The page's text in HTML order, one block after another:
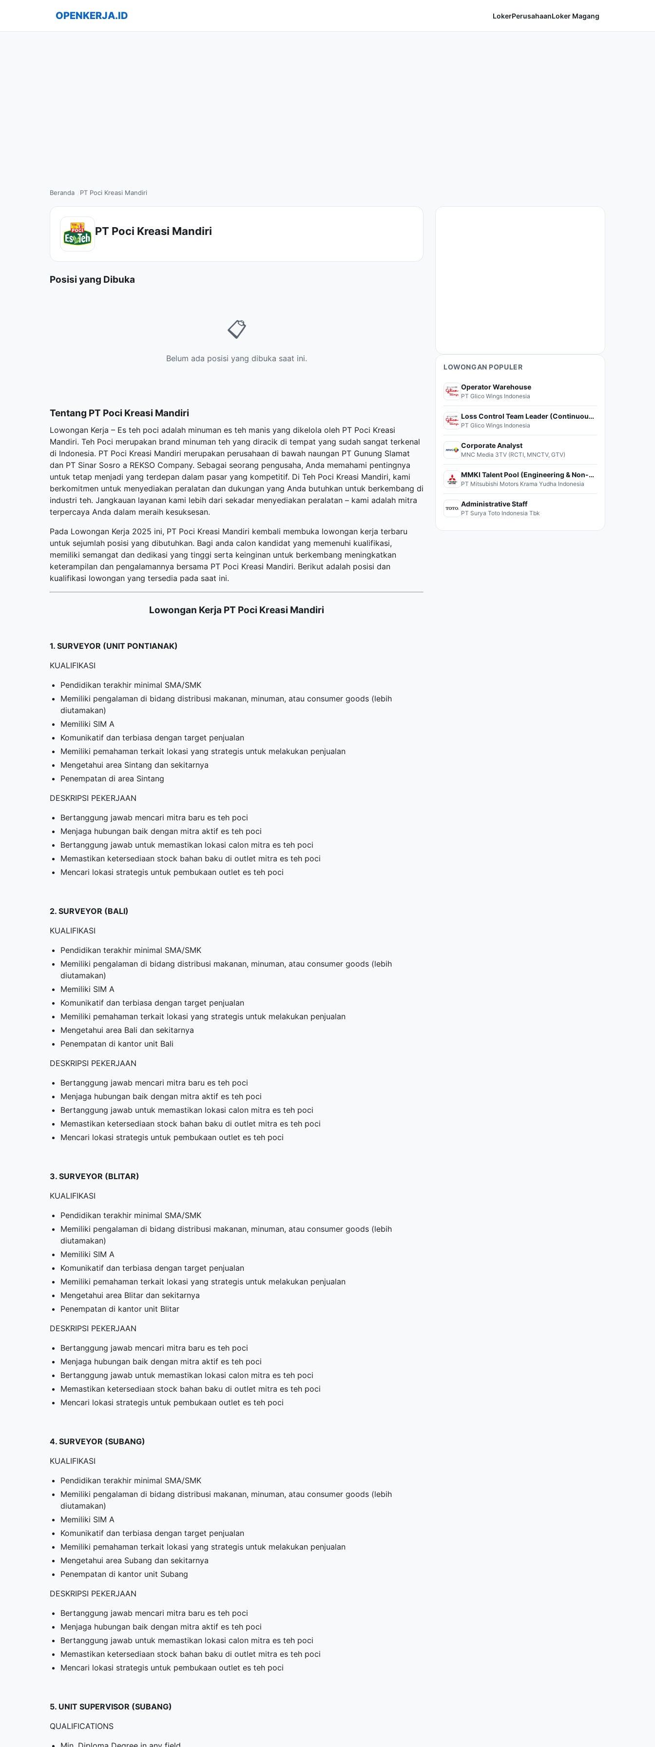
OPENKERJA.ID LokerPerusahaanLoker Magang
Beranda PT Poci Kreasi Mandiri
PT Poci Kreasi Mandiri
Posisi yang Dibuka
📋
Belum ada posisi yang dibuka saat ini.
Tentang PT Poci Kreasi Mandiri
Lowongan Kerja – Es teh poci adalah minuman es teh manis yang dikelola oleh PT Poci Kreasi
Mandiri. Teh Poci merupakan brand minuman teh yang diracik di tempat yang sudah sangat terkenal
di Indonesia. PT Poci Kreasi Mandiri merupakan perusahaan di bawah naungan PT Gunung Slamat
dan PT Sinar Sosro a REKSO Company. Sebagai seorang pengusaha, Anda memahami pentingnya
untuk tetap menjadi yang terdepan dalam pasar yang kompetitif. Di Teh Poci Kreasi Mandiri, kami
berkomitmen untuk menyediakan peralatan dan dukungan yang Anda butuhkan untuk berkembang di
industri teh. Jangkauan layanan kami lebih dari sekadar menyediakan peralatan – kami adalah mitra
terpercaya Anda dalam meraih kesuksesan.
Pada Lowongan Kerja 2025 ini, PT Poci Kreasi Mandiri kembali membuka lowongan kerja terbaru
untuk sejumlah posisi yang dibutuhkan. Bagi anda calon kandidat yang memenuhi kualifikasi,
memiliki semangat dan dedikasi yang tinggi serta keinginan untuk berkembang meningkatkan
keterampilan dan pengalamannya bersama PT Poci Kreasi Mandiri. Berikut adalah posisi dan
kualifikasi lowongan yang tersedia pada saat ini.
Lowongan Kerja PT Poci Kreasi Mandiri
1. SURVEYOR (UNIT PONTIANAK)
KUALIFIKASI
Pendidikan terakhir minimal SMA/SMK
Memiliki pengalaman di bidang distribusi makanan, minuman, atau consumer goods (lebih
diutamakan)
Memiliki SIM A
Komunikatif dan terbiasa dengan target penjualan
Memiliki pemahaman terkait lokasi yang strategis untuk melakukan penjualan
Mengetahui area Sintang dan sekitarnya
Penempatan di area Sintang
DESKRIPSI PEKERJAAN
Bertanggung jawab mencari mitra baru es teh poci
Menjaga hubungan baik dengan mitra aktif es teh poci
Bertanggung jawab untuk memastikan lokasi calon mitra es teh poci
Memastikan ketersediaan stock bahan baku di outlet mitra es teh poci
Mencari lokasi strategis untuk pembukaan outlet es teh poci
2. SURVEYOR (BALI)
KUALIFIKASI
Pendidikan terakhir minimal SMA/SMK
Memiliki pengalaman di bidang distribusi makanan, minuman, atau consumer goods (lebih
diutamakan)
Memiliki SIM A
Komunikatif dan terbiasa dengan target penjualan
Memiliki pemahaman terkait lokasi yang strategis untuk melakukan penjualan
Mengetahui area Bali dan sekitarnya
Penempatan di kantor unit Bali
DESKRIPSI PEKERJAAN
Bertanggung jawab mencari mitra baru es teh poci
Menjaga hubungan baik dengan mitra aktif es teh poci
Bertanggung jawab untuk memastikan lokasi calon mitra es teh poci
Memastikan ketersediaan stock bahan baku di outlet mitra es teh poci
Mencari lokasi strategis untuk pembukaan outlet es teh poci
3. SURVEYOR (BLITAR)
KUALIFIKASI
Pendidikan terakhir minimal SMA/SMK
Memiliki pengalaman di bidang distribusi makanan, minuman, atau consumer goods (lebih
diutamakan)
Memiliki SIM A
Komunikatif dan terbiasa dengan target penjualan
Memiliki pemahaman terkait lokasi yang strategis untuk melakukan penjualan
Mengetahui area Blitar dan sekitarnya
Penempatan di kantor unit Blitar
DESKRIPSI PEKERJAAN
Bertanggung jawab mencari mitra baru es teh poci
Menjaga hubungan baik dengan mitra aktif es teh poci
Bertanggung jawab untuk memastikan lokasi calon mitra es teh poci
Memastikan ketersediaan stock bahan baku di outlet mitra es teh poci
Mencari lokasi strategis untuk pembukaan outlet es teh poci
4. SURVEYOR (SUBANG)
KUALIFIKASI
Pendidikan terakhir minimal SMA/SMK
Memiliki pengalaman di bidang distribusi makanan, minuman, atau consumer goods (lebih
diutamakan)
Memiliki SIM A
Komunikatif dan terbiasa dengan target penjualan
Memiliki pemahaman terkait lokasi yang strategis untuk melakukan penjualan
Mengetahui area Subang dan sekitarnya
Penempatan di kantor unit Subang
DESKRIPSI PEKERJAAN
Bertanggung jawab mencari mitra baru es teh poci
Menjaga hubungan baik dengan mitra aktif es teh poci
Bertanggung jawab untuk memastikan lokasi calon mitra es teh poci
Memastikan ketersediaan stock bahan baku di outlet mitra es teh poci
Mencari lokasi strategis untuk pembukaan outlet es teh poci
5. UNIT SUPERVISOR (SUBANG)
QUALIFICATIONS
LOWONGAN POPULER
Operator Warehouse
PT Glico Wings Indonesia
Loss Control Team Leader (Continuous Improvement)
PT Glico Wings Indonesia
Corporate Analyst
MNC Media 3TV (RCTI, MNCTV, GTV)
MMKI Talent Pool (Engineering & Non-Engineering)
PT Mitsubishi Motors Krama Yudha Indonesia
Administrative Staff
PT Surya Toto Indonesia Tbk